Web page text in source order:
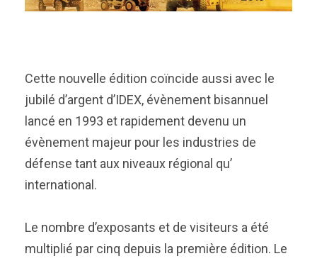
Cette nouvelle édition coïncide aussi avec le
jubilé d’argent d’IDEX, évènement bisannuel
lancé en 1993 et rapidement devenu un
évènement majeur pour les industries de
défense tant aux niveaux régional qu’
international.
Le nombre d’exposants et de visiteurs a été
multiplié par cinq depuis la première édition. Le